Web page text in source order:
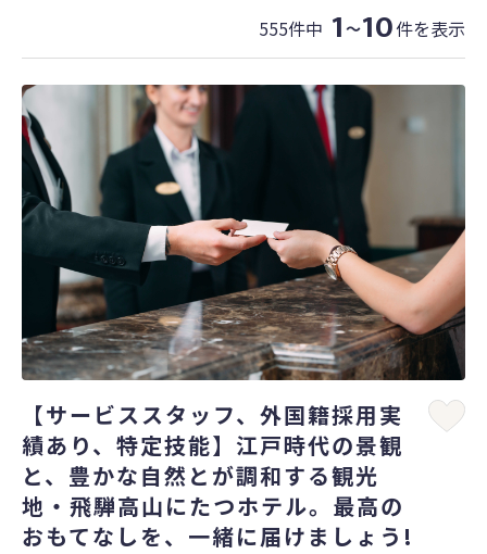
555件中 1 〜10件を表示
【サービススタッフ、外国籍採用実
績あり、特定技能】江戸時代の景観
と、豊かな自然とが調和する観光
地・飛騨高山にたつホテル。最高の
おもてなしを、一緒に届けましょう!